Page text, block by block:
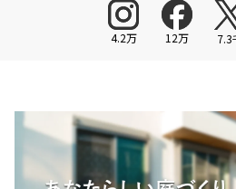
4.2万 12万 7.3